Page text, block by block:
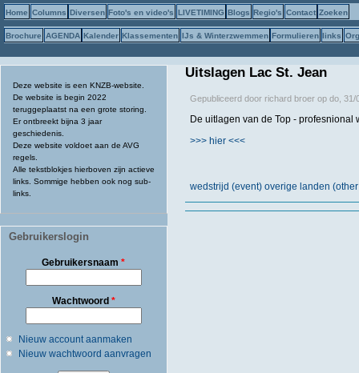
Home Columns Diversen Foto's en video's LIVETIMING Blogs Regio's Contact Zoeken
Brochure AGENDA Kalender Klassementen IJs & Winterzwemmen Formulieren links
Deze website is een KNZB-website.
De website is begin 2022
teruggeplaatst na een grote storing.
Er ontbreekt bijna 3 jaar
geschiedenis.
Deze website voldoet aan de AVG
regels.
Alle tekstblokjes hierboven zijn actieve
links. Sommige hebben ook nog sub-
links.
Gebruikerslogin
Gebruikersnaam*
Wachtwoord *
Nieuw account aanmaken
Nieuw wachtwoord aanvragen
Uitslagen Lac St. Jean
Gepubliceerd door richard broerop do, 31/
De uitlagen van de Top -
>>> hier <<<
wedstrijd (event) overige landen